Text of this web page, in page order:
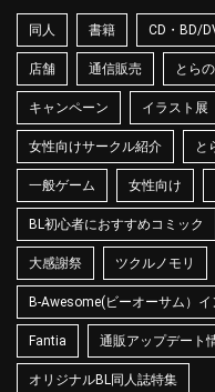
同人 書籍 CD・BD/
店舗 通信販売 とら
キャンペーン イラスト展
女性向けサークル紹介 と
一般ゲーム 女性向け
BL初心者におすすめコミック
大感謝祭 ツクルノモリ
B-Awesome(ビーオーサム）イ
Fantia 通販アップデート
オリジナルBL同人誌特集